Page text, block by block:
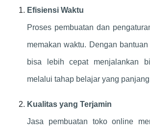
Efisiensi Waktu
Proses pembuatan dan
memakan waktu. Dengan
bisa lebih cepat menjalankan
melalui tahap belajar yang
Kualitas yang Terjamin
Jasa pembuatan toko online